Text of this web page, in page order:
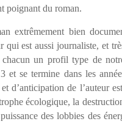
poignant du roman.
extrêmement bien
qui est aussi journaliste, et
chacun un profil type de
et se termine dans les
d’anticipation de l’auteur
écologique, la
des lobbies des